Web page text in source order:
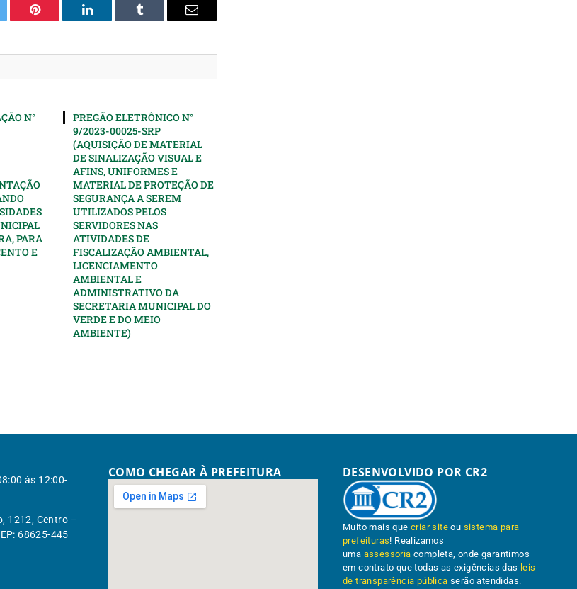
Pinterest LinkedIn Tumblr Email
N°
PARA
E
PREGÃO ELETRÔNICO N°
9/2023-00025-SRP
(AQUISIÇÃO DE MATERIAL
DE SINALIZAÇÃO VISUAL E
AFINS, UNIFORMES E
MATERIAL DE PROTEÇÃO DE
SEGURANÇA A SEREM
UTILIZADOS PELOS
SERVIDORES NAS
ATIVIDADES DE
FISCALIZAÇÃO AMBIENTAL,
LICENCIAMENTO
AMBIENTAL E
ADMINISTRATIVO DA
SECRETARIA MUNICIPAL DO
VERDE E DO MEIO
AMBIENTE)
às 12:00-
1212, Centro –
68625-445
COMO CHEGAR À PREFEITURA DESENVOLVIDO POR CR2
Muito mais quecriar site ou sistema para
prefeituras! Realizamos
uma assessoria completa, onde garantimos
em contrato que todas as exigências das leis
de transparência pública serão atendidas.